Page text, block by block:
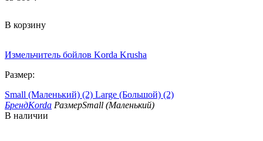
В корзину
Измельчитель бойлов Korda Krusha
Размер:
Small (Маленький) (2) Large (Большой) (2)
БрендKorda РазмерSmall (Маленький)
В наличии